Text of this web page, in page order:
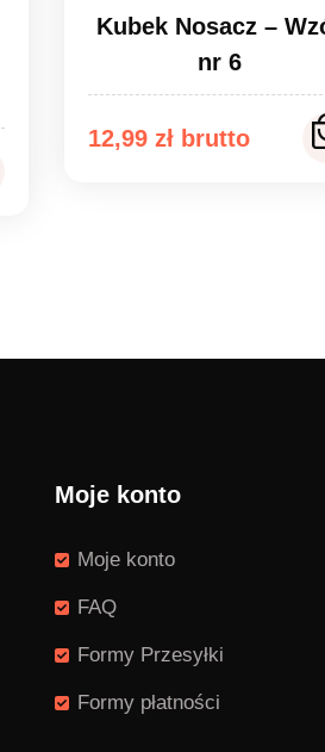
Kubek Nosacz –
nr 6
12,99 zł
Moje konto
Moje konto
FAQ
Formy Przesyłki
Formy płatności